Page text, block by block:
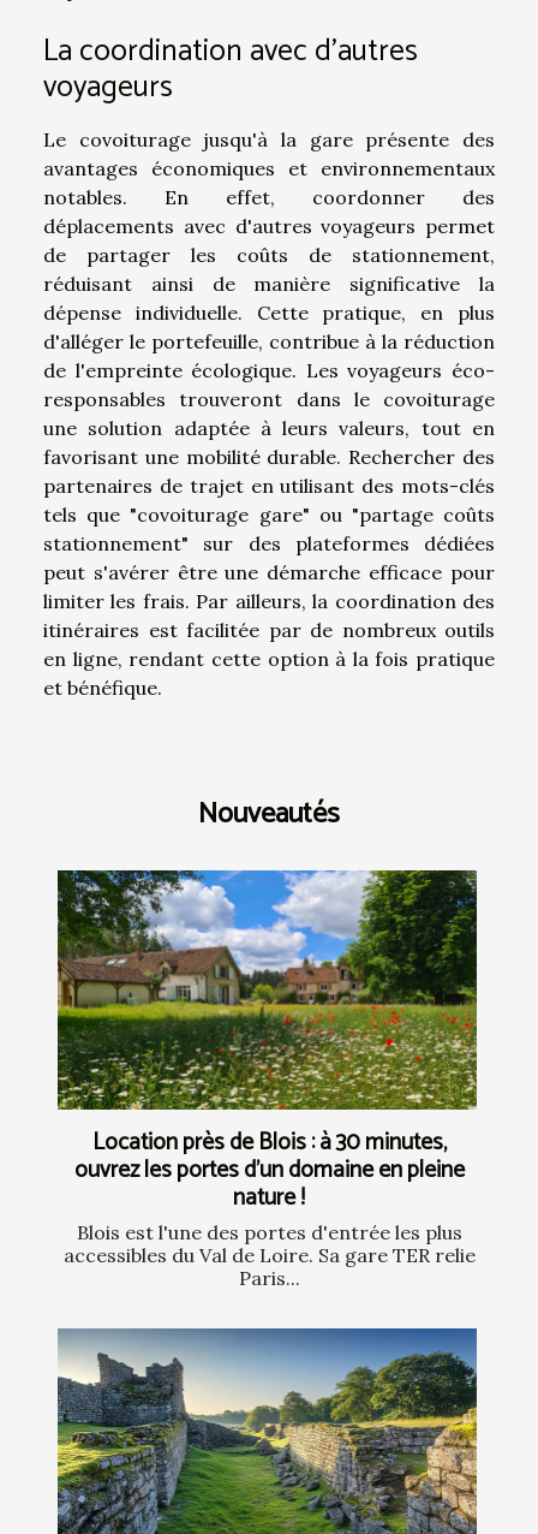
La coordination avec d'autres
voyageurs
Le covoiturage jusqu'à la gare présente des
avantages économiques et environnementaux
notables. En effet, coordonner des
déplacements avec d'autres voyageurs permet
de partager les coûts de stationnement,
réduisant ainsi de manière significative la
dépense individuelle. Cette pratique, en plus
d'alléger le portefeuille, contribue à la réduction
de l'empreinte écologique. Les voyageurs éco-
responsables trouveront dans le covoiturage
une solution adaptée à leurs valeurs, tout en
favorisant une mobilité durable. Rechercher des
partenaires de trajet en utilisant des mots-clés
tels que "covoiturage gare" ou "partage coûts
stationnement" sur des plateformes dédiées
peut s'avérer être une démarche efficace pour
limiter les frais. Par ailleurs, la coordination des
itinéraires est facilitée par de nombreux outils
en ligne, rendant cette option à la fois pratique
et bénéfique.
Nouveautés
Location près de Blois : à 30 minutes,
ouvrez les portes d’un domaine en pleine
nature !
Blois est l'une des portes d'entrée les plus
accessibles du Val de Loire. Sa gare TER relie
Paris...